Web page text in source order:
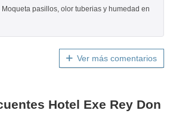
pasillos, olor tuberias y humedad en
Ver más comentarios
Hotel Exe Rey Don